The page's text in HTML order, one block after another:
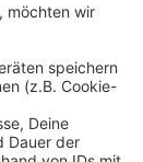
arbeite,
als ihr
kein